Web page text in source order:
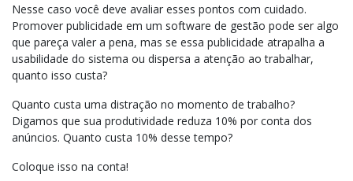
Nesse caso você deve avaliar esses pontos com cuidado.
Promover publicidade em um software de gestão pode ser algo
que pareça valer a pena, mas se essa publicidade atrapalha a
usabilidade do sistema ou dispersa a atenção ao trabalhar,
quanto isso custa?
Quanto custa uma distração no momento de trabalho?
Digamos que sua produtividade reduza 10% por conta dos
anúncios. Quanto custa 10% desse tempo?
Coloque isso na conta!